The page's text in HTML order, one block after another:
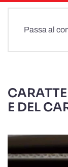
Passa al
E DEL